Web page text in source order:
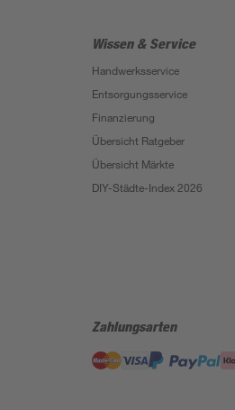
Wissen & Service
Handwerksservice
Entsorgungsservice
Finanzierung
Übersicht Ratgeber
Übersicht Märkte
DIY-Städte-Index 2026
Zahlungsarten